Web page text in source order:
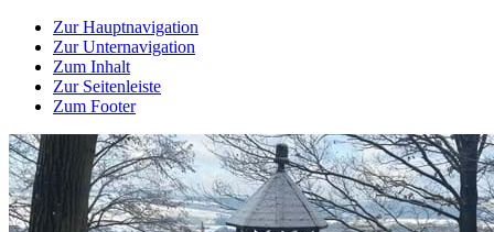
Zur Hauptnavigation
Zur Unternavigation
Zum Inhalt
Zur Seitenleiste
Zum Footer